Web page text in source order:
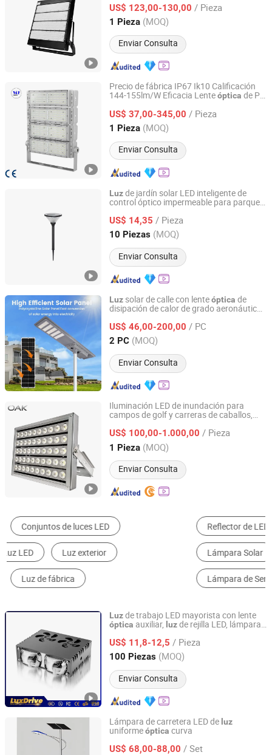
luces LED para estadio
US$ 123,00-130,00 / Pieza
1 Pieza (MOQ)
Enviar Consulta
Guangdong, China Desde 2021
Precio de fábrica IP67 Ik10 Calificación
144-155lm/W Eficacia Lenteóptica de PC
Luzde mástil alto LED Luzde estadio LED
US$ 37,00-345,00 / Pieza
1 Pieza (MOQ)
Enviar Consulta
Ming Feng Lighting Co.,Ltd.
Guangdong, China Desde 2023
Luzde jardín solar LED inteligente de
control óptico impermeable para parque
US$ 14,35 / Pieza
10 Piezas (MOQ)
Enviar Consulta
Ningbo Sunle Lighting Electric Co., Ltd.
Desde 2014
Luzsolar de calle con lenteóptica de
disipación de calor de grado aeronáutico
US$ 46,00-200,00 / PC
2 PC (MOQ)
Enviar Consulta
Zhongshan Hongzhun Lighting Factory
Guangdong, China Desde 2025
Iluminación LED de inundación para
campos de golf y carreras de caballos,
para exteriores
US$ 100,00-1.000,00 / Pieza
1 Pieza (MOQ)
Enviar Consulta
Oak Led Co. Ltd
Guangdong, China Desde 2024
Reflector de LED
Lámpara Solar Lámpara de Cabeza Móvil
Lámpara de Sensor Otra Decoración de Iluminación LED
Luzde trabajo LED mayorista con lente
óptica auxiliar, luzde rejilla LED, lámpara
auxiliar de doble color para offroad
US$ 11,8-12,5 / Pieza
100 Piezas (MOQ)
Enviar Consulta
Guangzhou Fdn Autolighting Company Limited.
Guangdong, China Desde 2025
Lámpara de carretera LED de luz
uniformeóptica curva
US$ 68,00-88,00 / Set
Yangzhou Qiangsheng Electric Co., Ltd.